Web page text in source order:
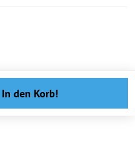
In den Korb!